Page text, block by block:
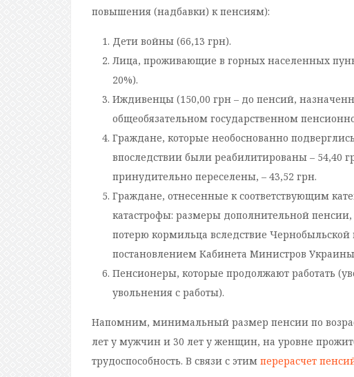
повышения (надбавки) к пенсиям):
Дети войны (66,13 грн).
Лица, проживающие в горных населенных
20%).
Иждивенцы (150,00 грн – до пенсий,
общеобязательном государственном
Граждане, которые необоснованно
впоследствии были реабилитированы – 54,40
принудительно переселены, – 43,52 грн.
Граждане, отнесенные к соответствующим
катастрофы: размеры дополнительной
потерю кормильца вследствие
постановлением Кабинета Министров Украины
Пенсионеры, которые продолжают работать
увольнения с работы).
Напомним, минимальный размер пенсии по
лет у мужчин и 30 лет у женщин, на уровне
трудоспособность. В связи с этим перерасчет